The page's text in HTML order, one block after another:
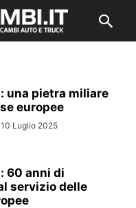
una pietra miliare
europee
10 Luglio 2025
60 anni di
servizio delle